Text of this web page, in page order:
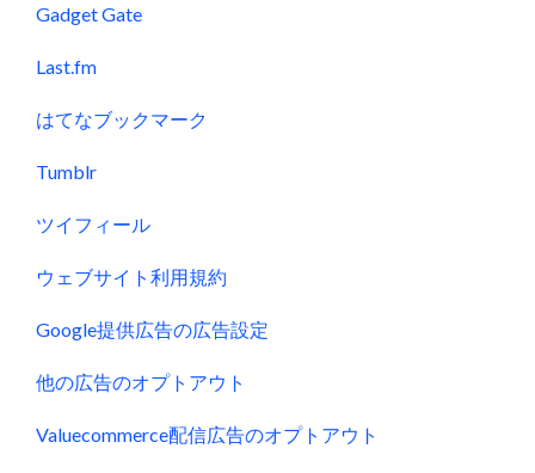
Gadget Gate
Last.fm
はてなブックマーク
Tumblr
ツイフィール
ウェブサイト利用規約
Google提供広告の広告設定
他の広告のオプトアウト
Valuecommerce配信広告のオプトアウト